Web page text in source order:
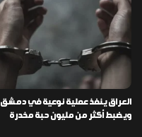
العراق ينفذ عملية نوعية في دمشق
ويضبط أكثر من مليون حبة مخدرة